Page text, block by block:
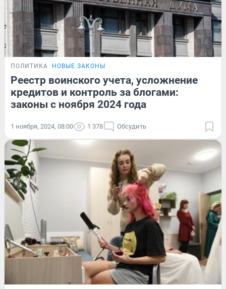
ПОЛИТИКА НОВЫЕ ЗАКОНЫ
Реестр воинского учета, усложнение
кредитов и контроль за блогами:
законы с ноября 2024 года
1 ноября, 2024, 08:00 1 378 Обсудить